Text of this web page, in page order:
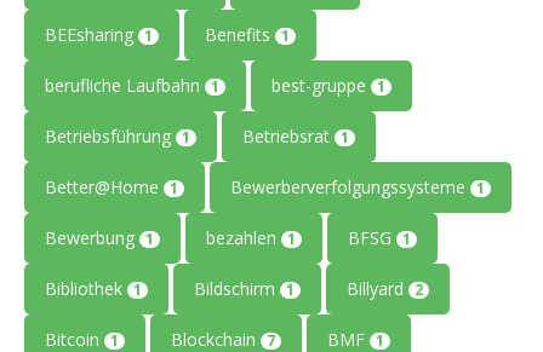
BEEsharing 1 Benefits 1
berufliche Laufbahn 1 best-gruppe 1
Betriebsführung 1 Betriebsrat 1
Better@Home 1 Bewerberverfolgungssysteme 1
Bewerbung 1 bezahlen 1 BFSG 1
Bibliothek 1 Bildschirm 1 Billyard 2
Bitcoin 1 Blockchain 7 BMF 1